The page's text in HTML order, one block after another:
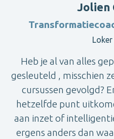
Jolien
Heb je al van alles
gesleuteld , misschien
cursussen gevolgd?
hetzelfde punt
aan inzet of
ergens anders dan